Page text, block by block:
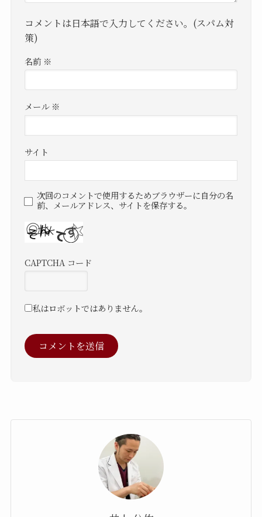
コメントは日本語で入力してください。(スパム対
策)
名前 ※
メール ※
サイト
次回のコメントで使用するためブラウザーに自分の名
前、メールアドレス、サイトを保存する。
CAPTCHA コード
私はロボットではありません。